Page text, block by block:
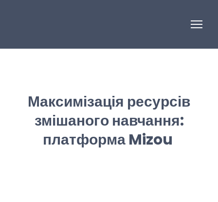
Максимізація ресурсів
змішаного навчання:
платформа Mizou